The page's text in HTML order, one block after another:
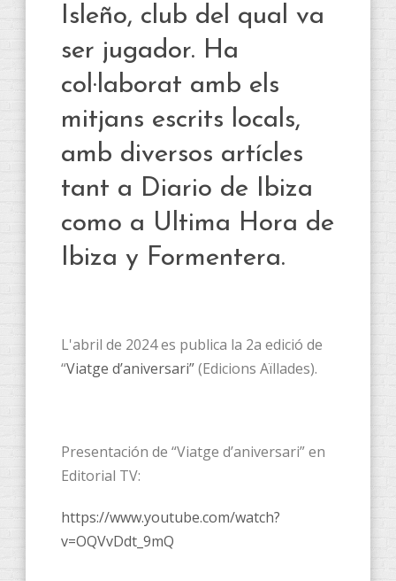
Isleño, club del qual va
ser jugador. Ha
col·laborat amb els
mitjans escrits locals,
amb diversos artícles
tant a Diario de Ibiza
como a Ultima Hora de
Ibiza y Formentera.
L'abril de 2024 es publica la 2a edició de
“Viatge d’aniversari”(Edicions Aïllades).
Presentación de “Viatge d’aniversari” en
Editorial TV:
https://www.youtube.com/watch?
v=OQVvDdt_9mQ